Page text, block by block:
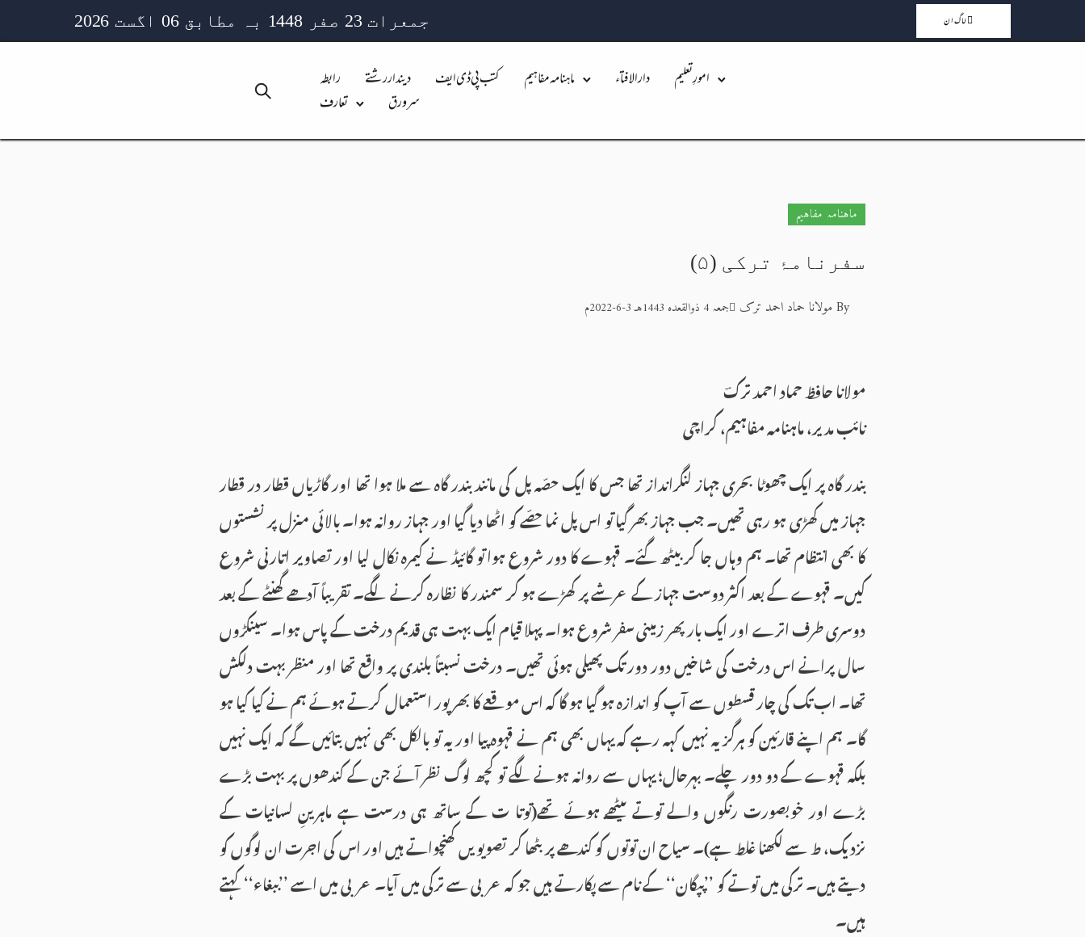
لاگ ان جمعرات 23 صفر 1448 بہ مطابق 06 اگست 2026
رابطہ دیندار رشتے کتب پی ڈی ایف ماہنامہ مفاہیم دارالافتاء
امورِ تعلیم
تعارف
سرورق
ماہنامہ مفاہیم
سفرنامۂ ترکی (۵)
Byمولانا حماد احمد ترک جمعہ 4 ذوالقعدہ 1443هـ 3-6-2022م
مولانا حافظ حماد احمد ترکؔ
نائب مدیر، ماہنامہ مفاہیم، کراچی
بندر گاہ پر ایک چھوٹا بحری جہاز لنگرانداز تھا جس کا ایک حصّہ پل کی مانند بندر گاہ سے ملا ہوا تھا اور گاڑیاں قطار در قطار
جہاز میں کھڑی ہو رہی تھیں۔ جب جہاز بھر گیا تو اس پل نما حصّے کو اٹھا دیا گیا اور جہاز روانہ ہوا۔ بالائی منزل پر نشستوں
کا بھی انتظام تھا۔ ہم وہاں جا کر بیٹھ گئے۔ قہوے کا دور شروع ہوا تو گائیڈ نے کیمرہ نکال لیا اور تصاویر اتارنی شروع
کیں۔ قہوے کے بعد اکثر دوست جہاز کے عرشے پر کھڑے ہو کر سمندر کا نظارہ کرنے لگے۔ تقریباً آدھے گھنٹے کے بعد
دوسری طرف اترے اور ایک بار پھر زمینی سفر شروع ہوا۔ پہلا قیام ایک بہت ہی قدیم درخت کے پاس ہوا۔ سینکڑوں
سال پرانے اس درخت کی شاخیں دور دور تک پھیلی ہوئی تھیں۔ درخت نسبتاً بلندی پر واقع تھا اور منظر بہت دلکش
تھا۔ اب تک کی چار قسطوں سے آپ کو اندازہ ہو گیا ہو گا کہ اس موقعے کا بھرپور استعمال کرتے ہوئے ہم نے کیا کیا ہو
گا۔ ہم اپنے قارئین کو ہرگز یہ نہیں کہہ رہے کہ یہاں بھی ہم نے قہوہ پیا اور یہ تو بالکل بھی نہیں بتائیں گے کہ ایک نہیں
بلکہ قہوے کے دو دور چلے۔ بہرحال؛ یہاں سے روانہ ہونے لگے تو کچھ لوگ نظر آئے جن کے کندھوں پر بہت بڑے
بڑے اور خوبصورت رنگوں والے توتے بیٹھے ہوئے تھے(توتا ت کے ساتھ ہی درست ہے ماہرینِ لسانیات کے
نزدیک، ط سے لکھنا غلط ہے)۔ سیاح ان توتوں کو کندھے پر بٹھا کر تصویویں کھنچواتے ہیں اور اس کی اجرت ان لوگوں کو
دیتے ہیں۔ ترکی میں توتے کو ’’پپگان‘‘ کے نام سے پکارتے ہیں جو کہ عربی سے ترکی میں آیا۔ عربی میں اسے ’’ببغاء‘‘ کہتے
ہیں۔